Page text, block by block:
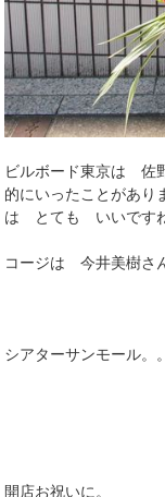
ビルボード東京は 佐
的にいったことがあ
は とても いいです
コージは 今井美樹さ
シアターサンモール。。
開店お祝いに。